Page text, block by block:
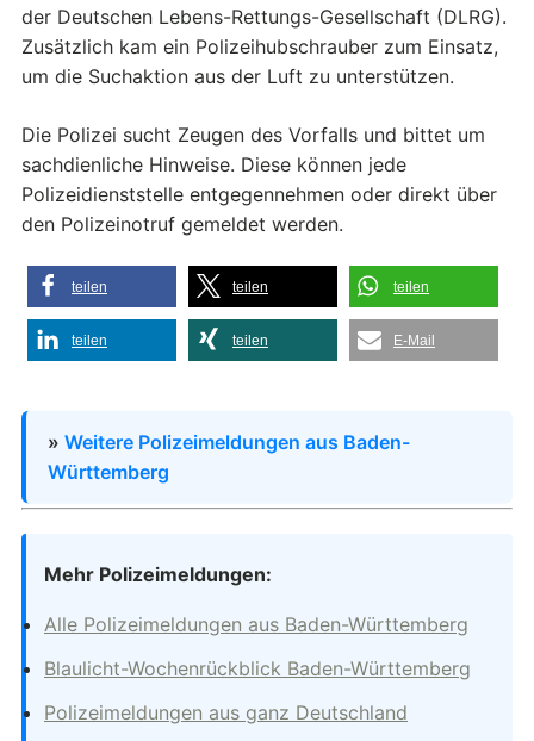
der Deutschen Lebens-Rettungs-Gesellschaft (DLRG).
Zusätzlich kam ein Polizeihubschrauber zum Einsatz,
um die Suchaktion aus der Luft zu unterstützen.
Die Polizei sucht Zeugen des Vorfalls und bittet um
sachdienliche Hinweise. Diese können jede
Polizeidienststelle entgegennehmen oder direkt über
den Polizeinotruf gemeldet werden.
teilen teilen teilen
teilen teilen E-Mail
» Weitere Polizeimeldungen aus Baden-
Württemberg
Mehr Polizeimeldungen:
Alle Polizeimeldungen aus Baden-Württemberg
Blaulicht-Wochenrückblick Baden-Württemberg
Polizeimeldungen aus ganz Deutschland